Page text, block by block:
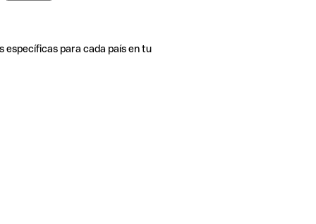
específicas para cada país en tu